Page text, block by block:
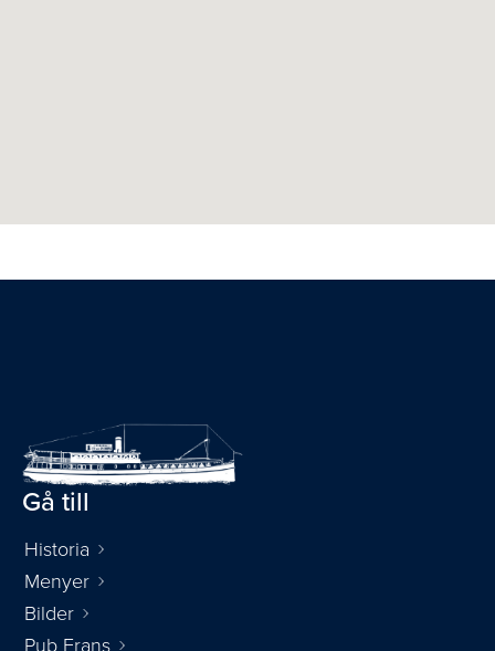
Gå till
Historia
Menyer
Bilder